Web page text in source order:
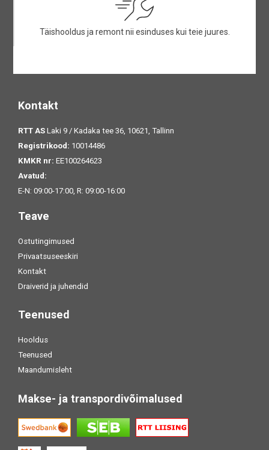
Täishooldus ja remont nii esinduses kui teie juures.
Kontakt
RTT AS Laki 9 / Kadaka tee 36, 10621, Tallinn
Registrikood: 10014486
KMKR nr: EE100264623
Avatud:
E-N: 09:00-17:00, R: 09:00-16:00
Teave
Ostutingimused
Privaatsuseeskiri
Kontakt
Draiverid ja juhendid
Teenused
Hooldus
Teenused
Maandumisleht
Makse- ja transpordivõimalused